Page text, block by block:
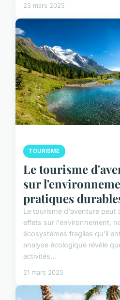
23 mars 2025
TOURISME
Le tourisme
sur
pratiques
Le tourisme d'aventure peut
effets sur l'environnement,
écosystèmes fragiles qu'il
analyse écologique révèle
activités...
21 mars 2025